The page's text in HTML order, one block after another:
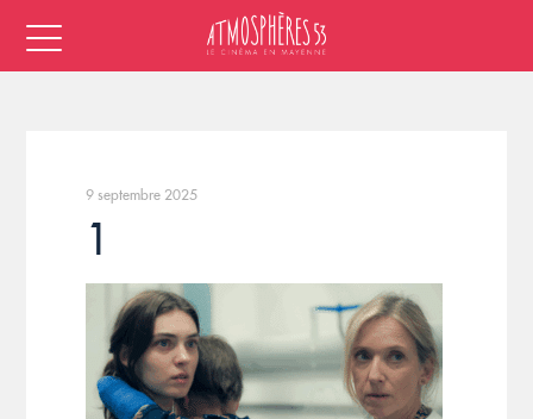
9 septembre 2025
1